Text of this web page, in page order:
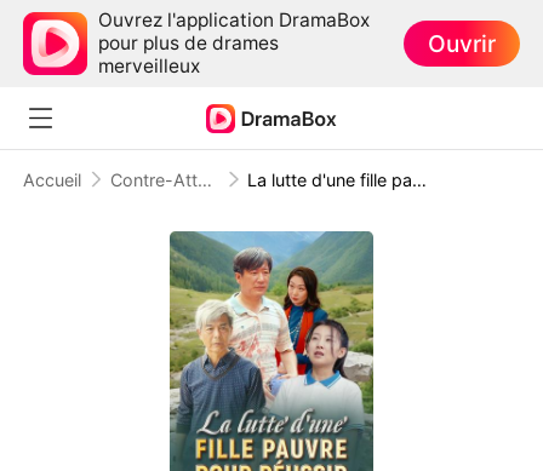
Ouvrez l'application DramaBox
pour plus de drames
merveilleux
Ouvrir
Accueil Contre-Attaque La lutte d'une fille pauvre pour réussir ( Doublé )